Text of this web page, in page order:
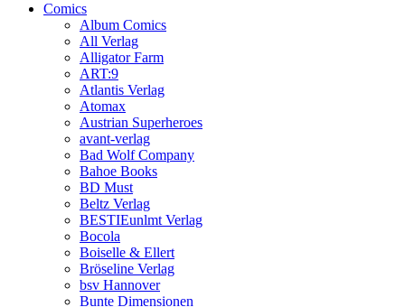
Comics
Album Comics
All Verlag
Alligator Farm
ART:9
Atlantis Verlag
Atomax
Austrian Superheroes
avant-verlag
Bad Wolf Company
Bahoe Books
BD Must
Beltz Verlag
BESTIEunlmt Verlag
Bocola
Boiselle & Ellert
Bröseline Verlag
bsv Hannover
Bunte Dimensionen